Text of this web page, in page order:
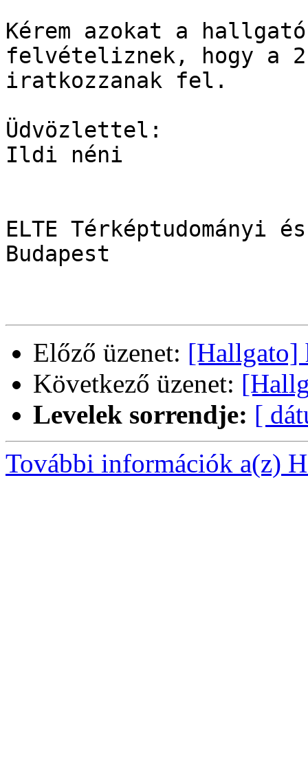
Kérem azokat a
felvételiznek, hogy a
iratkozzanak fel.
Üdvözlettel:
Ildi néni
ELTE Térképtudományi
Budapest
Előző üzenet: [Hallgato]
Következő üzenet:
Levelek sorrendje: [
További információk a(z)